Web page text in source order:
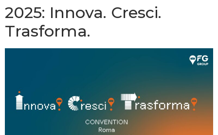
2025: Innova. Cresci.
Trasforma.